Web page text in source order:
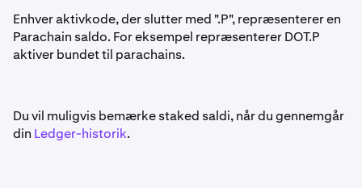
Enhver aktivkode, der slutter med ".P", repræsenterer en
Parachain saldo. For eksempel repræsenterer DOT.P
aktiver bundet til parachains.
Du vil muligvis bemærke staked saldi, når du gennemgår
din Ledger-historik.